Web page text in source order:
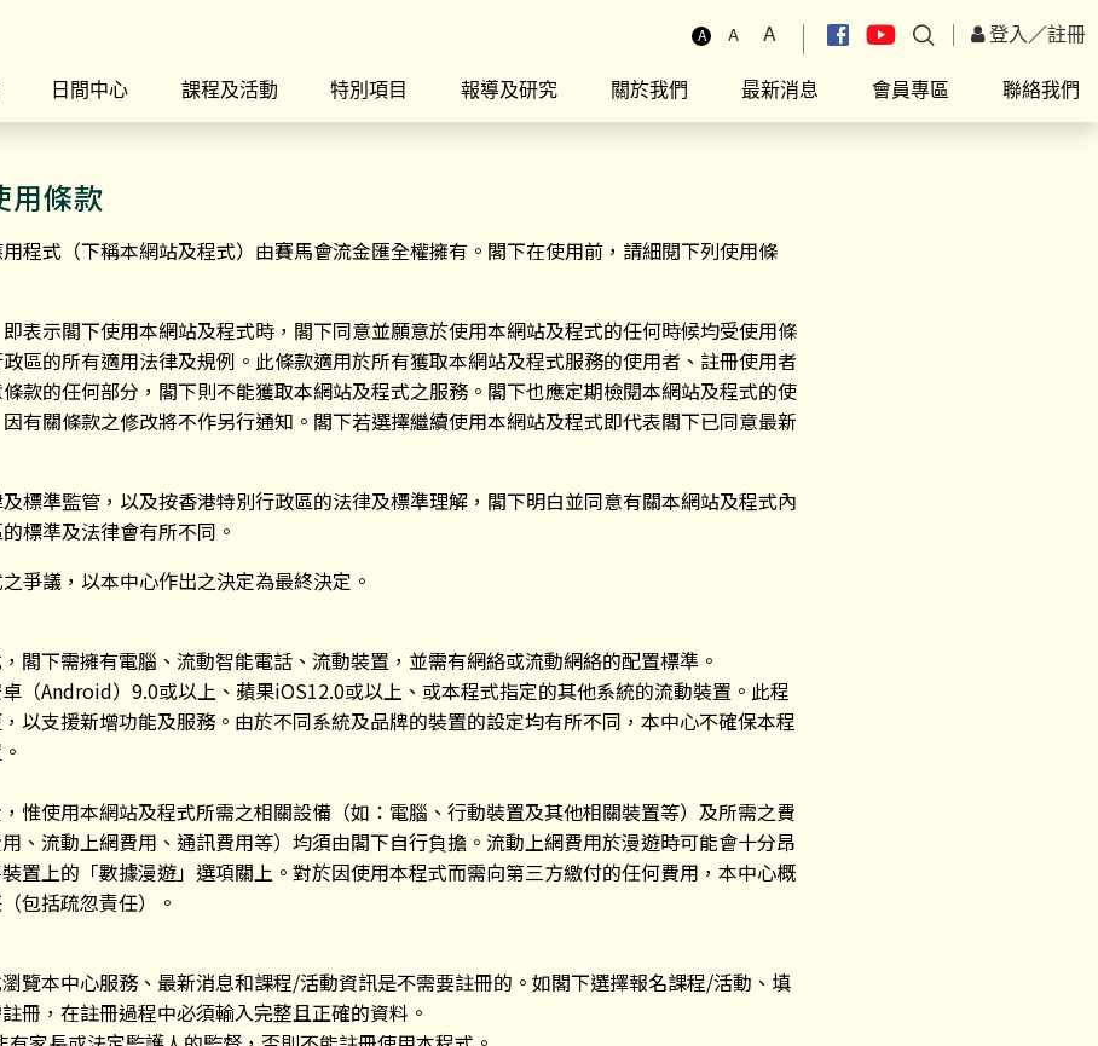
A A A 登入／註冊
日間中心 課程及活動 特別項目 報導及研究 關於我們 最新消息 會員專區 聯絡我們
用條款
程式（下稱本網站及程式）由賽馬會流金匯全權擁有。閣下在使用前，請細閱下列使用條
表示閣下使用本網站及程式時，閣下同意並願意於使用本網站及程式的任何時候均受使用條
區的所有適用法律及規例。此條款適用於所有獲取本網站及程式服務的使用者、註冊使用者
款的任何部分，閣下則不能獲取本網站及程式之服務。閣下也應定期檢閱本網站及程式的使
有關條款之修改將不作另行通知。閣下若選擇繼續使用本網站及程式即代表閣下已同意最新
標準監管，以及按香港特別行政區的法律及標準理解，閣下明白並同意有關本網站及程式內
標準及法律會有所不同。
爭議，以本中心作出之決定為最終決定。
閣下需擁有電腦、流動智能電話、流動裝置，並需有網絡或流動網絡的配置標準。
（Android）9.0或以上、蘋果iOS12.0或以上、或本程式指定的其他系統的流動裝置。此程
以支援新增功能及服務。由於不同系統及品牌的裝置的設定均有所不同，本中心不確保本程
惟使用本網站及程式所需之相關設備（如：電腦、行動裝置及其他相關裝置等）及所需之費
、流動上網費用、通訊費用等）均須由閣下自行負擔。流動上網費用於漫遊時可能會十分昂
置上的「數據漫遊」選項關上。對於因使用本程式而需向第三方繳付的任何費用，本中心概
包括疏忽責任）。
覽本中心服務、最新消息和課程/活動資訊是不需要註冊的。如閣下選擇報名課程/活動、填
冊，在註冊過程中必須輸入完整且正確的資料。